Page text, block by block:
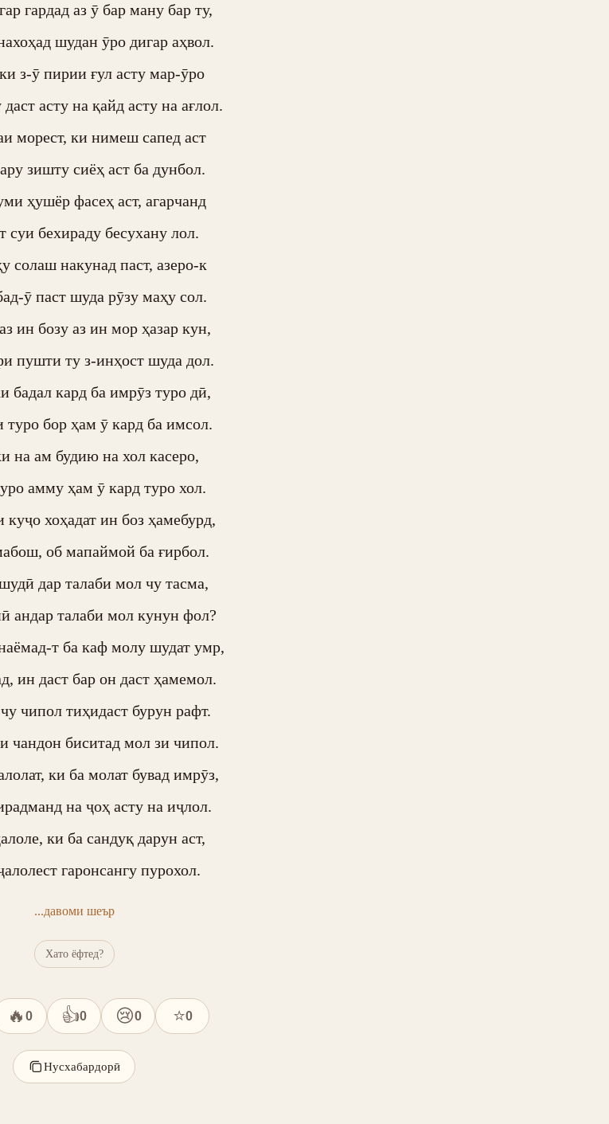
гардад аз ӯ бар ману бар ту,
шудан ӯро дигар аҳвол.
з-ӯ пирии ғул асту мар-ӯро
асту на қайд асту на ағлол.
морест, ки нимеш сапед аст
зишту сиёҳ аст ба дунбол.
ҳушёр фасеҳ аст, агарчанд
суи бехираду бесухану лол.
солаш накунад паст, азеро-к
ӯ паст шуда рӯзу маҳу сол.
ин бозу аз ин мор ҳазар кун,
пушти ту з-инҳост шуда дол.
бадал кард ба имрӯз туро дӣ,
бор ҳам ӯ кард ба имсол.
на ам будию на хол касеро,
амму ҳам ӯ кард туро хол.
куҷо хоҳадат ин боз ҳамебурд,
об мапаймой ба ғирбол.
дар талаби мол чу тасма,
андар талаби мол кунун фол?
т ба каф молу шудат умр,
ин даст бар он даст ҳамемол.
чипол тиҳидаст бурун рафт.
чандон биситад мол зи чипол.
ки ба молат бувад имрӯз,
на ҷоҳ асту на иҷлол.
ки ба сандуқ дарун аст,
гаронсангу пурохол.
...давоми шеър
Хато ёфтед?
🔥 0 👍0 😢0 ⭐0
Нусхабардорӣ